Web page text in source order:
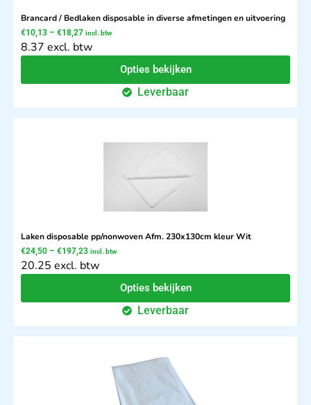
Brancard / Bedlaken disposable in diverse afmetingen en uitvoering
€10,13 – €18,27 incl. btw
8.37 excl. btw
Opties bekijken
Leverbaar
Laken disposable pp/nonwoven Afm. 230x130cm kleur Wit
€24,50 – €197,23 incl. btw
20.25 excl. btw
Opties bekijken
Leverbaar